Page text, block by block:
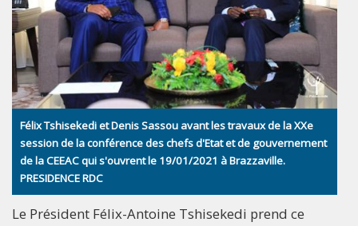
Félix Tshisekedi et Denis Sassou avant les travaux de la XXe
session de la conférence des chefs d'Etat et de gouvernement
de la CEEAC qui s'ouvrent le 19/01/2021 à Brazzaville.
PRESIDENCE RDC
Le Président Félix-Antoine Tshisekedi prend ce